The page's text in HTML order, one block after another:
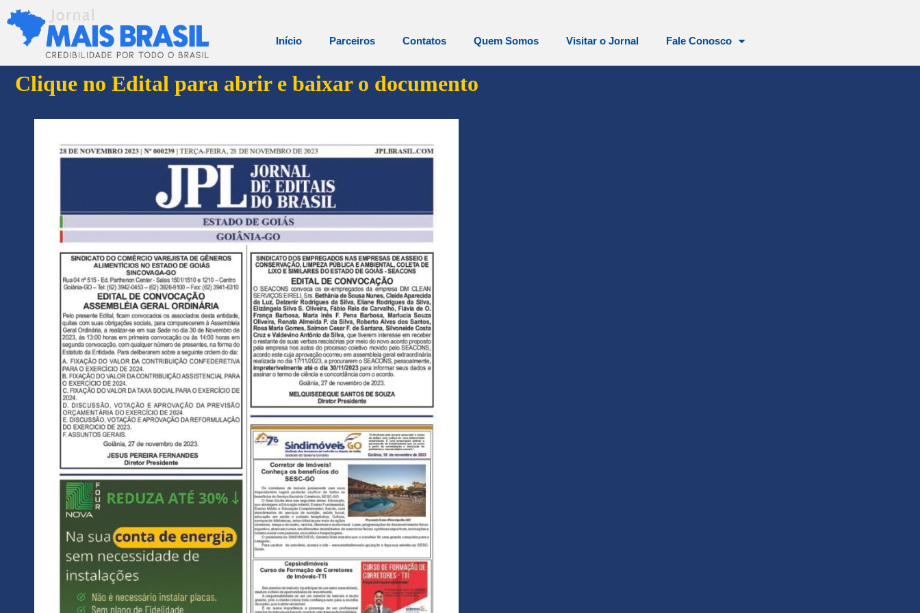
Início Parceiros Contatos Quem Somos Visitar o Jornal Fale Conosco
Clique no Edital para abrir e baixar o documento